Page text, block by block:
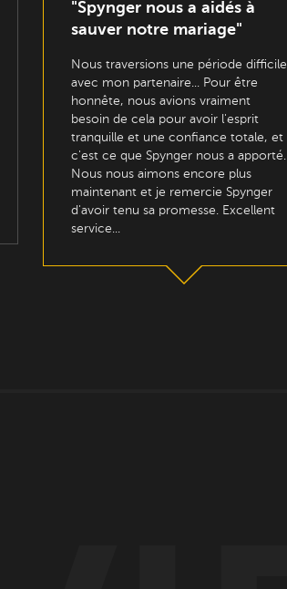
"Spynger nous a aidés à
sauver notre mariage"
Nous traversions une période difficile
avec mon partenaire... Pour être
honnête, nous avions vraiment
besoin de cela pour avoir l'esprit
tranquille et une confiance totale, et
c'est ce que Spynger nous a apporté.
Nous nous aimons encore plus
maintenant et je remercie Spynger
d'avoir tenu sa promesse. Excellent
service...